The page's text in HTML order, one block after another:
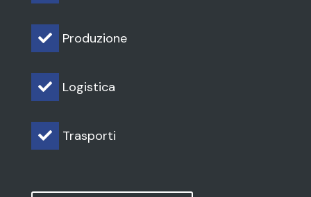
 Produzione
 Logistica
 Trasporti